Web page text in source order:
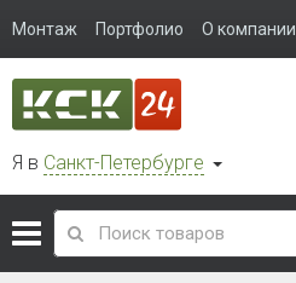
Монтаж Портфолио О компании
Я в Санкт-Петербурге